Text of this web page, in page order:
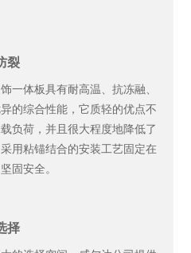
裂
一体板具有耐高温、抗冻融、
的综合性能，它质轻的优点不
负荷，并且很大程度地降低了
用粘锚结合的安装工艺固定在
固安全。
择